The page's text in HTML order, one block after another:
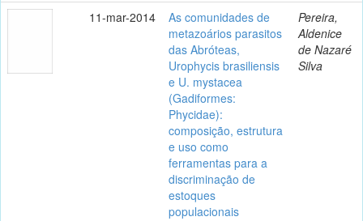
11-mar-2014
As comunidades de
metazoários parasitos
das Abróteas,
Urophycis brasiliensis
e U. mystacea
(Gadiformes:
Phycidae):
composição, estrutura
e uso como
ferramentas para a
discriminação de
estoques
populacionais
Pereira,
Aldenice
de Nazaré
Silva